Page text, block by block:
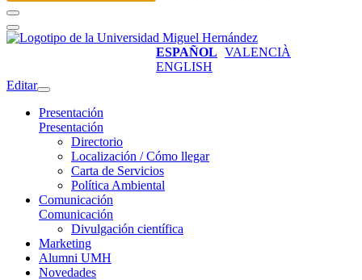
ESPAÑOL VALENCIÀ
ENGLISH
Editar
Presentación
Presentación
Directorio
Localización / Cómo llegar
Carta de Servicios
Política Ambiental
Comunicación
Comunicación
Divulgación científica
Marketing
Alumni UMH
Novedades